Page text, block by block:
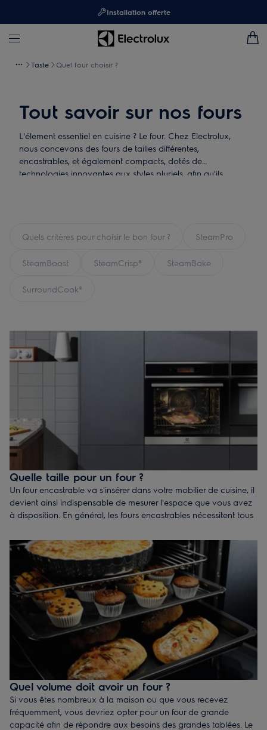
Installation offerte
Taste Quel four choisir ?
Tout savoir sur nos fours
L'élement essentiel en cuisine ? Le four. Chez Electrolux,
nous concevons des fours de tailles différentes,
encastrables, et également compacts, dotés de
technologies innovantes aux styles pluriels, afin qu'ils
Séries illustrant la montée en gamme. C'est aussi
(Steamboost et SteamPro) ou bien uniquement en chaleur
vapeur et la chaleur traditionnelle, en même temps.
Quels critères pour choisir le bon four ? SteamPro
SteamBoost SteamCrisp® SteamBake
SurroundCook®
Quelle taille pour un four ?
Un four encastrable va s'insérer dans votre mobilier de cuisine, il
devient ainsi indispensable de mesurer l'espace que vous avez
à disposition. En général, les fours encastrables nécessitent tous
exigences sont variables.​
Chez Electrolux, nos fours encastrables ont deux tailles
principales :​
60x60 cm
– un four encastrable de taille standard
60x45 cm– correspond à taille d'un four encastrable
compact- idéalpour les petites cuisines.
Quel volume doit avoir un four ?
Si vous êtes nombreux à la maison ou que vous recevez
fréquemment, vous devriez opter pour un four de grande
capacité afin de répondre aux besoins des grandes tablées. Le